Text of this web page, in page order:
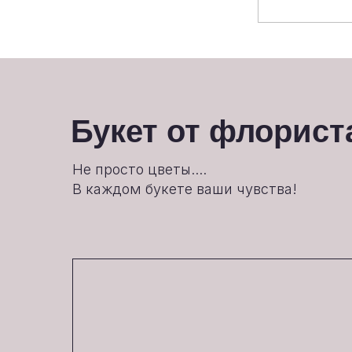
Букет от
Не просто цветы....
В каждом букете ваши чувства!